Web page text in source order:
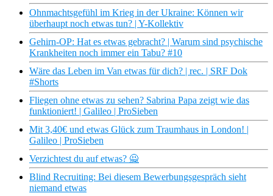
Ohnmachtsgefühl im Krieg in der Ukraine: Können wir
überhaupt noch etwas tun? | Y-Kollektiv
Gehirn-OP: Hat es etwas gebracht? | Warum sind psychische
Krankheiten noch immer ein Tabu? #10
Wäre das Leben im Van etwas für dich? | rec. | SRF Dok
#Shorts
Fliegen ohne etwas zu sehen? Sabrina Papa zeigt wie das
funktioniert! | Galileo | ProSieben
Mit 3,40€ und etwas Glück zum Traumhaus in London! |
Galileo | ProSieben
Verzichtest du auf etwas? 🙅
Blind Recruiting: Bei diesem Bewerbungsgespräch sieht
niemand etwas